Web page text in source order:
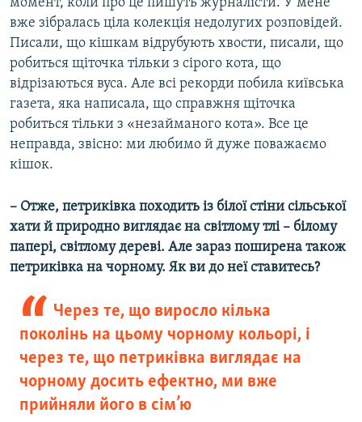
вже зібралась ціла колекція недолугих розповідей.
Писали, що кішкам відрубують хвости, писали, що
робиться щіточка тільки з сірого кота, що
відрізаються вуса. Але всі рекорди побила київська
газета, яка написала, що справжня щіточка
робиться тільки з «незайманого кота». Все це
неправда, звісно: ми любимо й дуже поважаємо
кішок.
– Отже, петриківка походить із білої стіни сільської
хати й природно виглядає на світлому тлі – білому
папері, світлому дереві. Але зараз поширена також
петриківка на чорному. Як ви до неї ставитесь?
Через те, що виросло кілька
поколінь на цьому чорному кольорі, і
через те, що петриківка виглядає на
чорному досить ефектно, ми вже
прийняли його в сім’ю